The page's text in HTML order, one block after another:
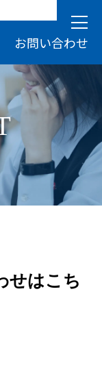
お問い合わせ
せはこち